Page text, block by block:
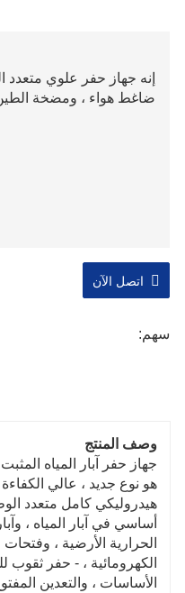
إنه جهاز حفر علوي
ضاغط هواء ، ومضخة
اتصل الآن
سهم:
وصف المنتج
هو نوع جديد ، عالي
هيدروليكي كامل متعدد
أساسي في آبار المياه ،
الحرارية الأرضية ،
الكهرومائية ، - حفر
الأساسات ، والتعدين